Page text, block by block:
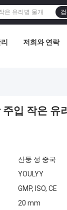
저희와 연락
입 작은 유
산둥 성 중국
YOULYY
GMP, ISO, CE
20 mm